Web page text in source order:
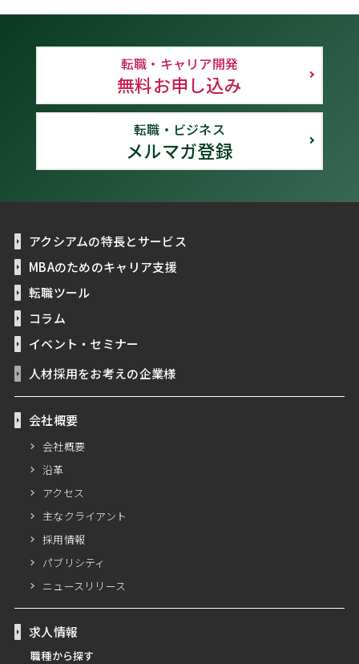
転職・キャリア開発
無料お申し込み
転職・ビジネス
メルマガ登録
アクシアムの特長とサービス
MBAのためのキャリア支援
転職ツール
コラム
イベント・セミナー
人材採用をお考えの企業様
会社概要
会社概要
沿革
アクセス
主なクライアント
採用情報
パブリシティ
ニュースリリース
求人情報
職種から探す